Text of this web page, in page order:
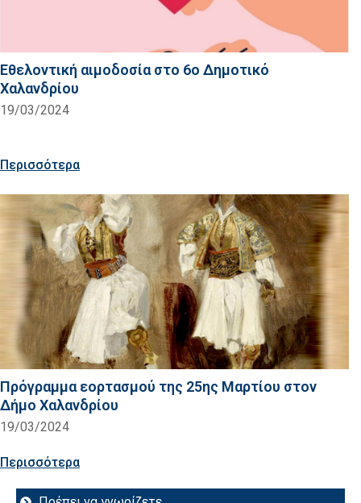
Εθελοντική αιμοδοσία στο 6ο Δημοτικό
Χαλανδρίου
19/03/2024
Περισσότερα
Πρόγραμμα εορτασμού της 25ης Μαρτίου στον
Δήμο Χαλανδρίου
19/03/2024
Περισσότερα